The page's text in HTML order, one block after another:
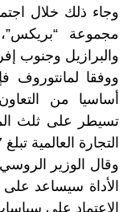
وجاء ذلك خلال
مجموعة
والبرازيل وجنوب
ووفقا لمانتوروف
أساسيا من
تسيطر على ثلث
التجارة العالمية تبلغ 17%.
وقال الوزير
الأداة سيساعد على
الاعتماد على